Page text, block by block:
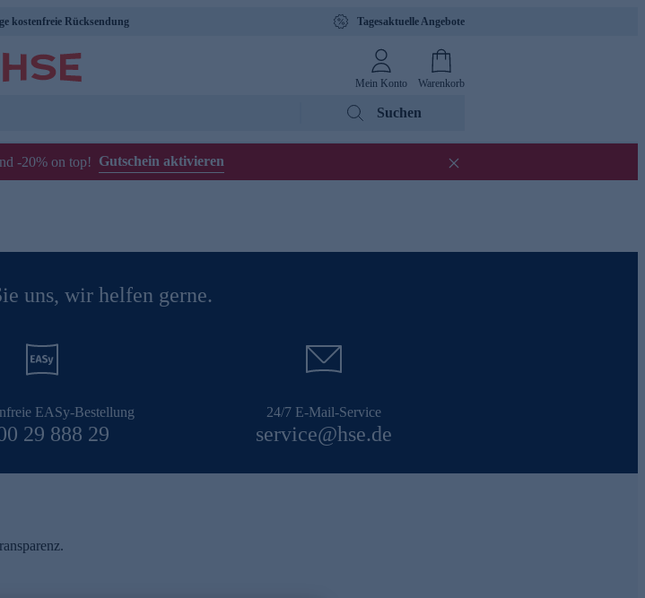
kostenfreie Rücksendung Tagesaktuelle Angebote
Mein Konto Warenkorb
Suchen
-20% on top! Gutschein aktivieren
uns, wir helfen gerne.
EASy-Bestellung
29 888 29
24/7 E-Mail-Service
service@hse.de